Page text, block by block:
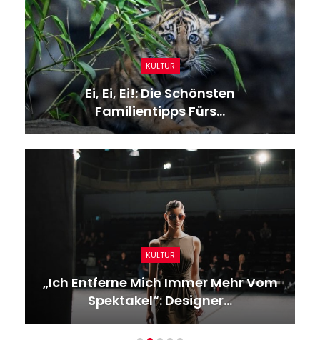
KULTUR
Ei, Ei, Ei!: Die Schönsten
Familientipps Fürs…
KULTUR
„Ich Entferne Mich Immer Mehr Vom
Spektakel“: Designer…